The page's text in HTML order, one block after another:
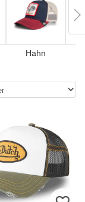
Hahn